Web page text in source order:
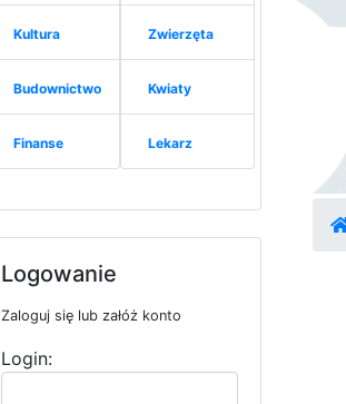
Kultura
Budownictwo
Finanse
Zwierzęta
Kwiaty
Lekarz
Logowanie
Zaloguj się lub załóż konto
Login: